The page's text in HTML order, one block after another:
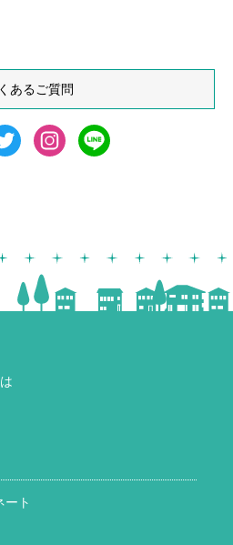
あるご質問
ート